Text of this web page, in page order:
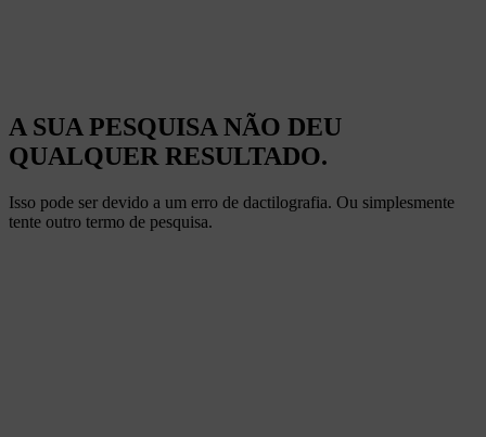
A SUA PESQUISA NÃO DEU
QUALQUER RESULTADO.
Isso pode ser devido a um erro de dactilografia. Ou simplesmente
tente outro termo de pesquisa.